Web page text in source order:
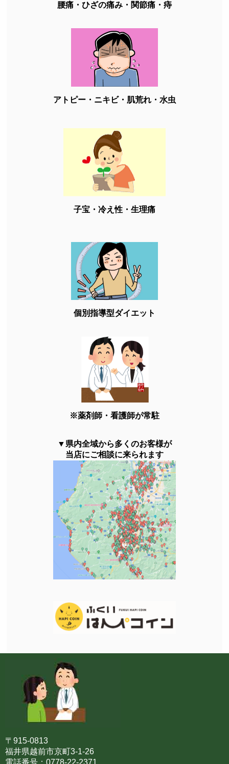
腰痛・ひざの痛み・関節痛・痔
アトピー・ニキビ・肌荒れ・水虫
子宝・冷え性・生理痛
個別指導型ダイエット
※薬剤師・看護師が常駐
▼県内全域から多くのお客様が
当店にご相談に来られます
〒915-0813
福井県越前市京町3-1-26
電話番号：0778-22-2371